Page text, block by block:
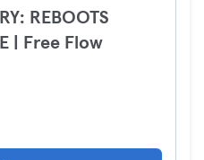
REBOOTS
| Free Flow